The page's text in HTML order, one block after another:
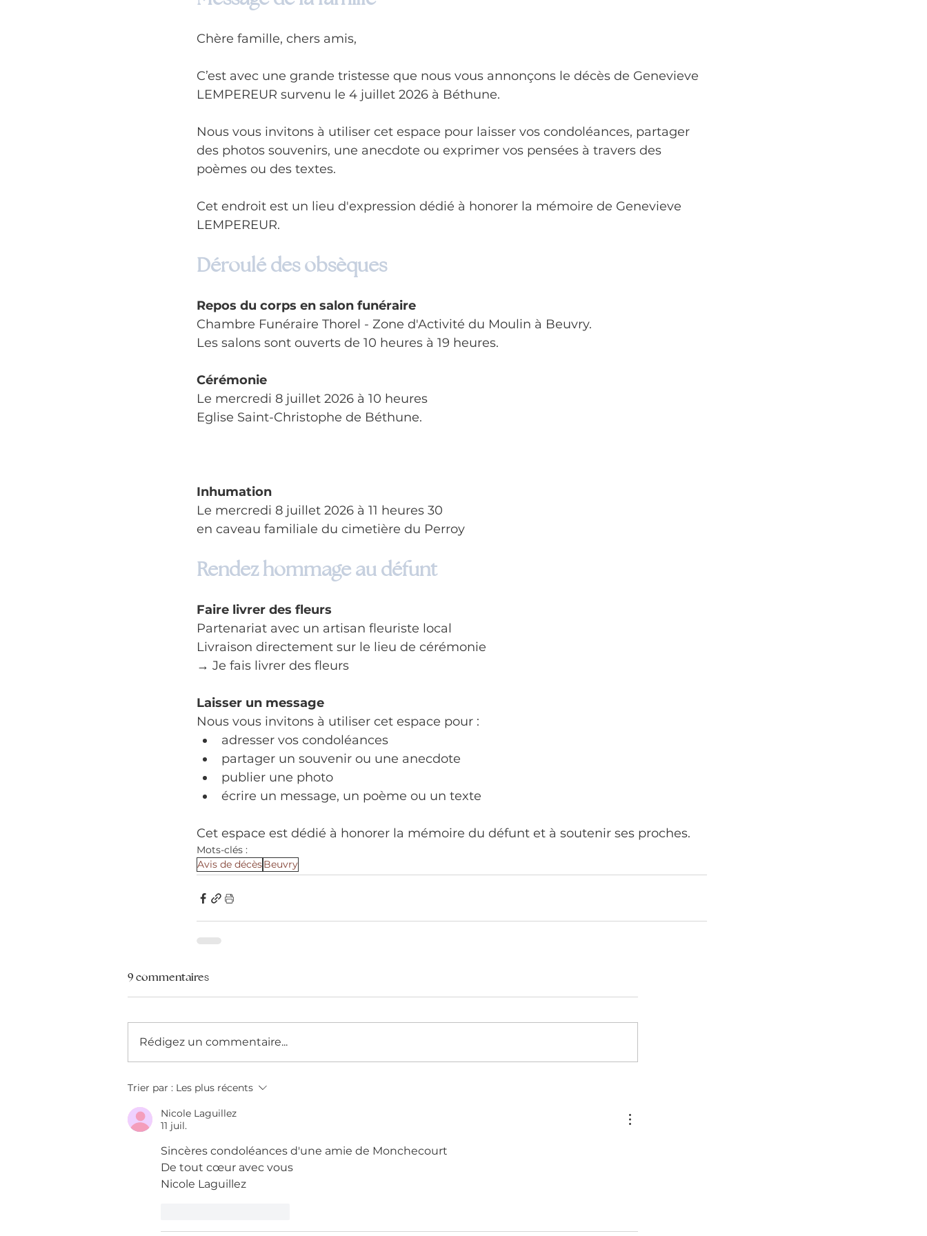
Chère famille, chers amis,
C’est avec une grande tristesse que nous vous annonçons le décès de Genevieve
LEMPEREUR survenu le 4 juillet 2026 à Béthune.
Nous vous invitons à utiliser cet espace pour laisser vos condoléances, partager
des photos souvenirs, une anecdote ou exprimer vos pensées à travers des
poèmes ou des textes.
Cet endroit est un lieu d'expression dédié à honorer la mémoire de Genevieve
LEMPEREUR.
Déroulé des obsèques
Repos du corps en salon funéraire
Chambre Funéraire Thorel - Zone d'Activité du Moulin à Beuvry.
Les salons sont ouverts de 10 heures à 19 heures.
Cérémonie
Le mercredi 8 juillet 2026 à 10 heures
Eglise Saint-Christophe de Béthune.
Inhumation
Le mercredi 8 juillet 2026 à 11 heures 30
en caveau familiale du cimetière du Perroy
Rendez hommage au défunt
Faire livrer des fleurs
Partenariat avec un artisan fleuriste local
Livraison directement sur le lieu de cérémonie
→ Je fais livrer des fleurs
Laisser un message
Nous vous invitons à utiliser cet espace pour :
adresser vos condoléances
partager un souvenir ou une anecdote
publier une photo
écrire un message, un poème ou un texte
Cet espace est dédié à honorer la mémoire du défunt et à soutenir ses proches.
Mots-clés :
Avis de décèsBeuvry
9 commentaires
Rédigez un commentaire...
Trier par : Les plus récents
Nicole Laguillez
11 juil.
Sincères condoléances d'une amie de Monchecourt
De tout cœur avec vous
Nicole Laguillez